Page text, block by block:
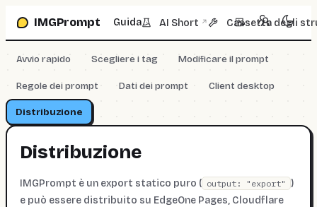
IMGPrompt Guida AI Short ↗ Cassetta degli
Avvio rapido Scegliere i tag Modificare il prompt
Regole dei prompt Dati dei prompt Client desktop
Distribuzione
Distribuzione
IMGPrompt è un export statico puro ( output: "export" )
e può essere distribuito su EdgeOne Pages, Cloudflare